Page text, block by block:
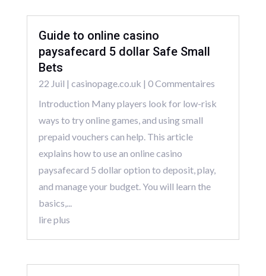
Guide to online casino
paysafecard 5 dollar Safe Small
Bets
22 Juil | casinopage.co.uk | 0 Commentaires
Introduction Many players look for low-risk
ways to try online games, and using small
prepaid vouchers can help. This article
explains how to use an online casino
paysafecard 5 dollar option to deposit, play,
and manage your budget. You will learn the
basics,...
lire plus